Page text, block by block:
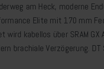
am Heck, moderne
Elite mit 170 mm
kabellos über SRAM GX
brachiale Verzögerung.